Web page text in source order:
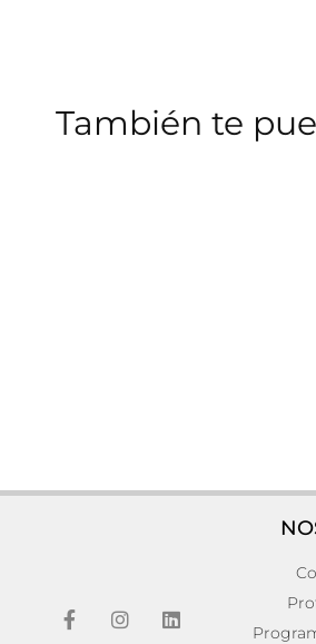
También te
Lámpara de pared Hierro Art
46,00